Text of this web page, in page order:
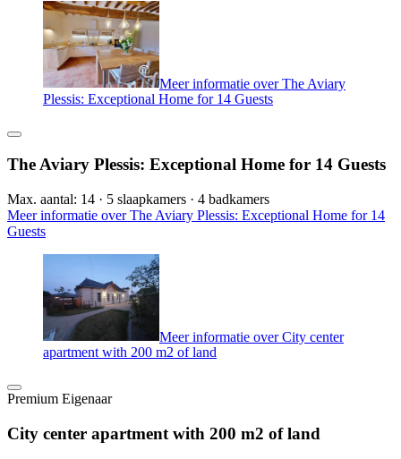
Meer informatie over The Aviary
Plessis: Exceptional Home for 14 Guests
The Aviary Plessis: Exceptional Home for 14 Guests
Max. aantal: 14 · 5 slaapkamers · 4 badkamers
Meer informatie over The Aviary Plessis: Exceptional Home for 14
Guests
Meer informatie over City center
apartment with 200 m2 of land
Premium Eigenaar
City center apartment with 200 m2 of land